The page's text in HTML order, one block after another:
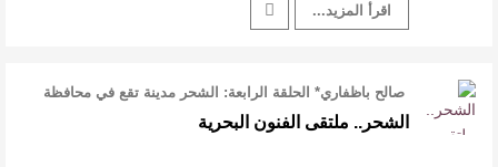
اقرأ المزيد...
صالح باظفاري* الحلقة الرابعة: الشحر مدينة تقع في محافظة
حضرموت جنوب اليمن، وبحك …
الشحر.. ملتقى الفنون البحرية